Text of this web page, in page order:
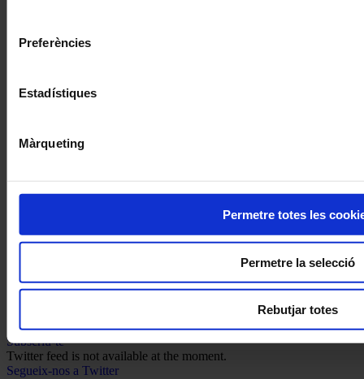
Preferències
Estadístiques
Màrqueting
Permetre totes les
Permetre la selecció
Rebutjar totes
Subscriu-te
Twitter feed is not available at the moment.
Segueix-nos a Twitter